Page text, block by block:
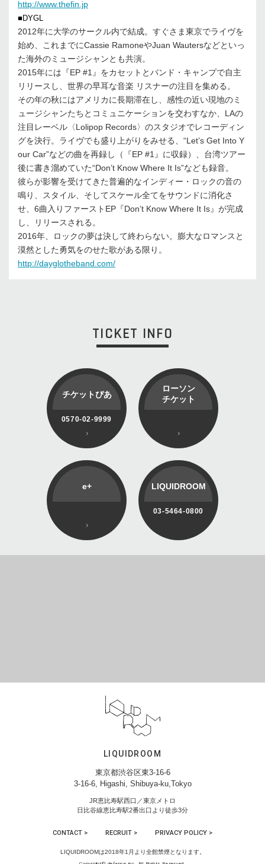
http://www.thefin.jp
■DYGL
2012年に大学のサークル内で結成。すぐさま東京でライヴを
始め、これまでにCassie RamoneやJuan Wautersなどといっ
た海外のミュージシャンとも共演。
2015年には『EP #1』をカセットとバンド・キャンプで自主
リリースし、世界の早耳な音楽 リスナーの注目を集める。
その年の秋にはアメリカに長期滞在し、感性の近い現地のミ
ュージシャンたちとコミュニケーションを交わすなか、LAの
注目レーベル〈Lolipop Records〉のスタジオでレコーディン
グを決行。ライヴでも盛り上がりをみせる、“Let’s Get Into Y
our Car”などの曲を再録し（『EP #1』に収録）、台湾ツアー
後に書き溜めていた“Don’t Know Where It Is”なども録音。
彼らが影響を受けてきた普遍的なインディー・ロックの音の
鳴り、スタイル、そしてスケール全てをサウンドに消化さ
せ、6曲入りファーストEP『Don’t Know Where It Is』が完成
し、リリースされる。
2016年、ロックの夢は決して終わらない。膨大なロマンスと
漠然とした勇気をのせた歌がある限り。
http://dayglotheband.com/
TICKET INFO
チケットぴあ
0570-02-9999
ローソン
チケット
e+ LIQUIDROOM
03-5464-0800
LIQUIDROOM
東京都渋谷区東3-16-6
3-16-6, Higashi, Shibuya-ku,Tokyo
JR恵比寿駅西口／東京メトロ
日比谷線恵比寿駅2番出口より徒歩3分
CONTACT > RECRUIT > PRIVACY POLICY >
LIQUIDROOMは2018年1月より全館禁煙となります。